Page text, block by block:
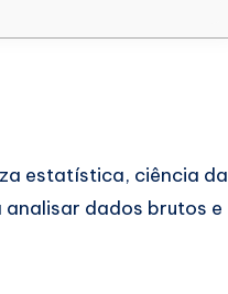
estatística, ciência da
dados brutos e